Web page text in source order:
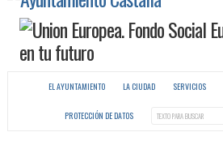
EL AYUNTAMIENTO LA CIUDAD SERVICIOS
PROTECCIÓN DE DATOS